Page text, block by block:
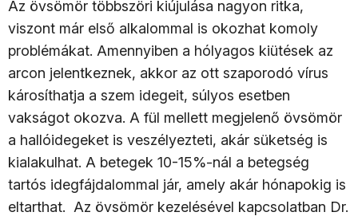
Az övsömör többszöri kiújulása nagyon ritka,
viszont már első alkalommal is okozhat komoly
problémákat. Amennyiben a hólyagos kiütések az
arcon jelentkeznek, akkor az ott szaporodó vírus
károsíthatja a szem idegeit, súlyos esetben
vakságot okozva. A fül mellett megjelenő övsömör
a hallóidegeket is veszélyezteti, akár süketség is
kialakulhat. A betegek 10-15%-nál a betegség
tartós idegfájdalommal jár, amely akár hónapokig is
eltarthat. Az övsömör kezelésével kapcsolatban Dr.